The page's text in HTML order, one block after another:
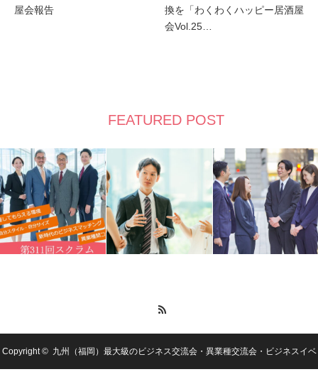
屋会報告
換を「わくわくハッピー居酒屋
会Vol.25…
FEATURED POST
Copyright © 九州（福岡）最大級のビジネス交流会・異業種交流会・ビジネスイベ